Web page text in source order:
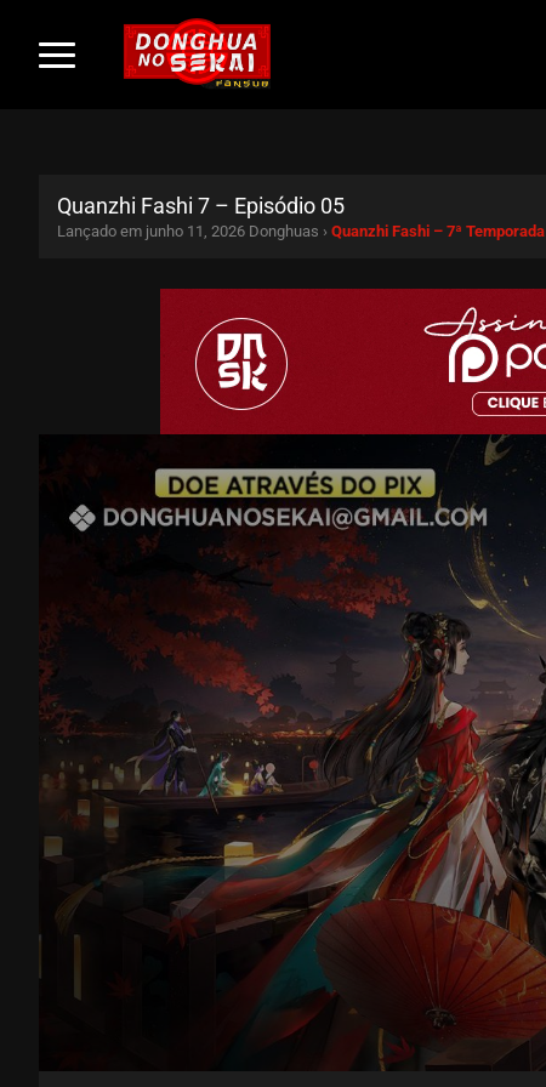
Quanzhi Fashi 7 – Episódio 05
Lançado em junho 11, 2026 Donghuas › Quanzhi Fashi – 7ª Temporada